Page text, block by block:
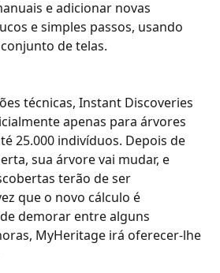
e adicionar novas
e simples passos, usando
de telas.
técnicas, Instant Discoveries
apenas para árvores
25.000 indivíduos. Depois de
sua árvore vai mudar, e
terão de ser
que o novo cálculo é
demorar entre alguns
MyHeritage irá oferecer-lhe